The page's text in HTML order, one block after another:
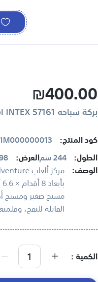
₪400.00
بركة سباحه 57161 Swimming Pool INTEX
كود المنتج:
الطول: 244 سم العرض:
الوصف:
مسبح صغير ومسبح
القابلة للنفخ،
الكمية